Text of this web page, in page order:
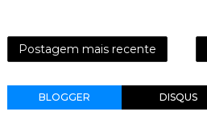
Postagem mais recente
BLOGGER DISQUS